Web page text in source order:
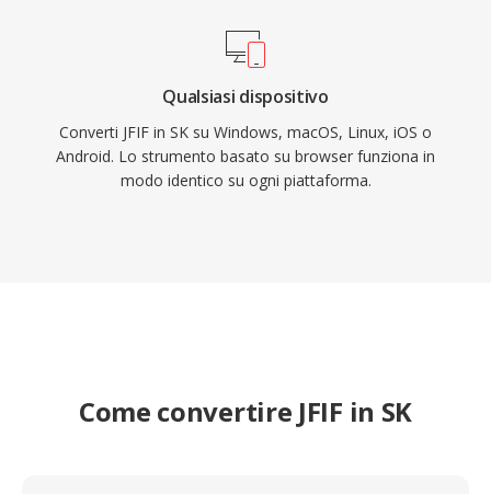
Qualsiasi dispositivo
Converti JFIF in SK su Windows, macOS, Linux, iOS o
Android. Lo strumento basato su browser funziona in
modo identico su ogni piattaforma.
Come convertire JFIF in SK